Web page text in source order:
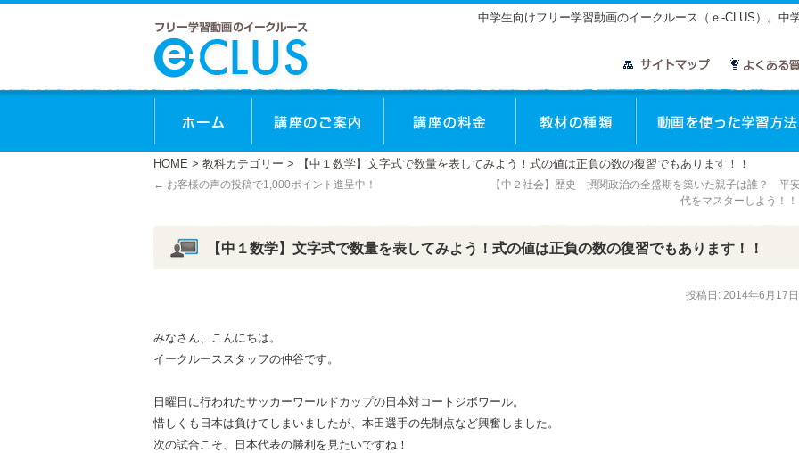
中学生向けフリー学習動画のイークルース（ｅ-CLUS）。中
ホーム 講座のご案内 講座の料金 教材の種類
HOME > 教科カテゴリー > 【中１数学】文字式で数量を表してみよう！式の値は正負の数の復習でもあります！！
← お客様の声の投稿で1,000ポイント進呈中！
【中２社会】歴史 摂関政治の全盛期を築いた親子は誰？ 平
代をマスターしよう！！
【中１数学】文字式で数量を表してみよう！式の値は正負の数の復習でもあります！！
投稿日: 2014年6月17日
みなさん、こんにちは。
イークルーススタッフの仲谷です。
日曜日に行われたサッカーワールドカップの日本対コートジボワール。
惜しくも日本は負けてしまいましたが、本田選手の先制点など興奮しました。
次の試合こそ、日本代表の勝利を見たいですね！